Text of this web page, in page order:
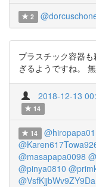
2
プラスチック容器
ぎるようですね。
2018-12-13
14
14 @hiropapa01
@masapapa0098
@pinya0810
@VsfKjjbWv9ZY9Da